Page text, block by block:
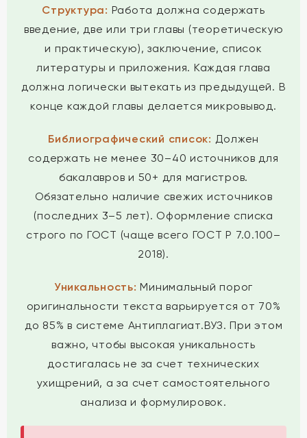
Структура: Работа должна содержать
введение, две или три главы (теоретическую
и практическую), заключение, список
литературы и приложения. Каждая глава
должна логически вытекать из предыдущей. В
конце каждой главы делается микровывод.
Библиографический список: Должен
содержать не менее 30–40 источников для
бакалавров и 50+ для магистров.
Обязательно наличие свежих источников
(последних 3–5 лет). Оформление списка
строго по ГОСТ (чаще всего ГОСТ Р 7.0.100–
2018).
Уникальность: Минимальный порог
оригинальности текста варьируется от 70%
до 85% в системе Антиплагиат.ВУЗ. При этом
важно, чтобы высокая уникальность
достигалась не за счет технических
ухищрений, а за счет самостоятельного
анализа и формулировок.